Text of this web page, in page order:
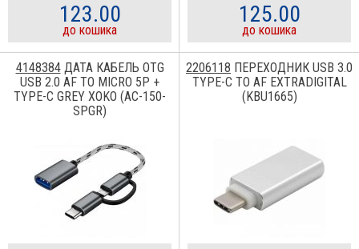
123.00
до кошика
125.00
до кошика
4148384ДАТА КАБЕЛЬ OTG
USB 2.0 AF TO MICRO 5P +
TYPE-C GREY XOKO (AC-150-
SPGR)
2206118 ПЕРЕХОДНИК USB 3.0
TYPE-C TO AF EXTRADIGITAL
(KBU1665)